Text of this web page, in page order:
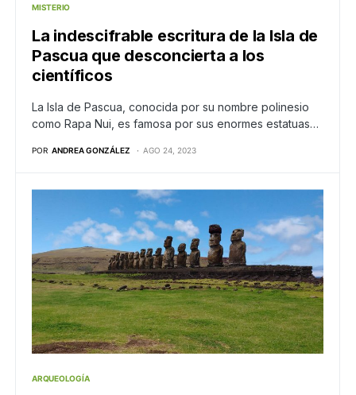
MISTERIO
La indescifrable escritura de la Isla de
Pascua que desconcierta a los
científicos
La Isla de Pascua, conocida por su nombre polinesio
como Rapa Nui, es famosa por sus enormes estatuas…
POR ANDREA GONZÁLEZ AGO 24, 2023
ARQUEOLOGÍA